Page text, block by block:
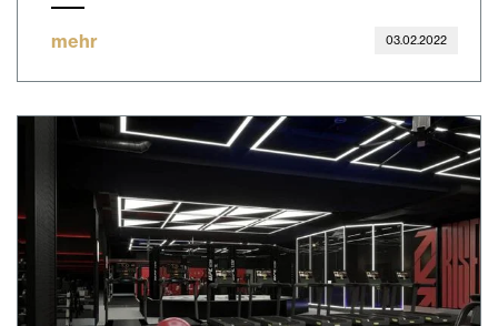
mehr 03.02.2022